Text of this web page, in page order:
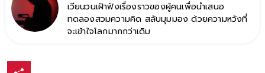
เวียนวนเฝ้าฟังเรื่องราวของผู้คนเพื่อนำเสนอ
ทดลองสวมความคิด สลับมุมมอง ด้วยความหวังที่
จะเข้าใจโลกมากกว่าเดิม